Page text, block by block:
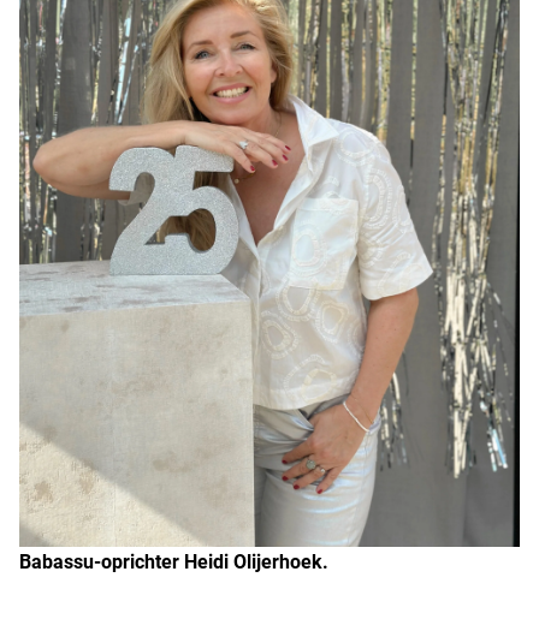
Babassu-oprichter Heidi Olijerhoek.